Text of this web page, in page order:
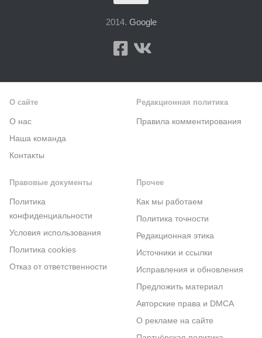
2014. Google
О сайте
О нас
Наша команда
Контакты
Редакционная политика
Правила комментирования
Правовые документы
Политика
конфиденциальности
Условия использования
Политика cookies
Отказ от ответственности
Прочее
Как мы работаем
Политика точности
Редакционная этика
Источники и ссылки
Исправления и обновления
Предложить материал
Авторские права и DMCA
О рекламе на сайте